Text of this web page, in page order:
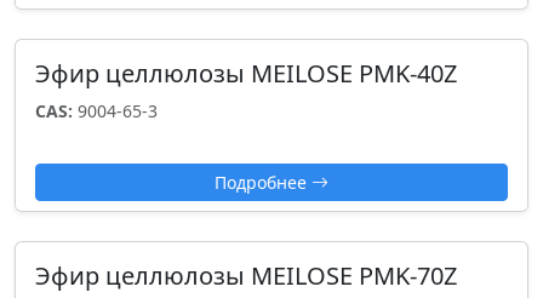
Эфир целлюлозы MEILOSE PMK-40Z
CAS: 9004-65-3
Подробнее
Эфир целлюлозы MEILOSE PMK-70Z